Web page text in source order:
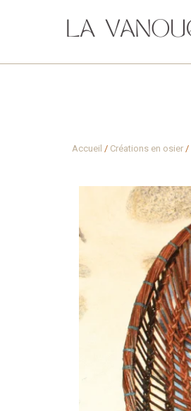
Accueil / Créations en osier /